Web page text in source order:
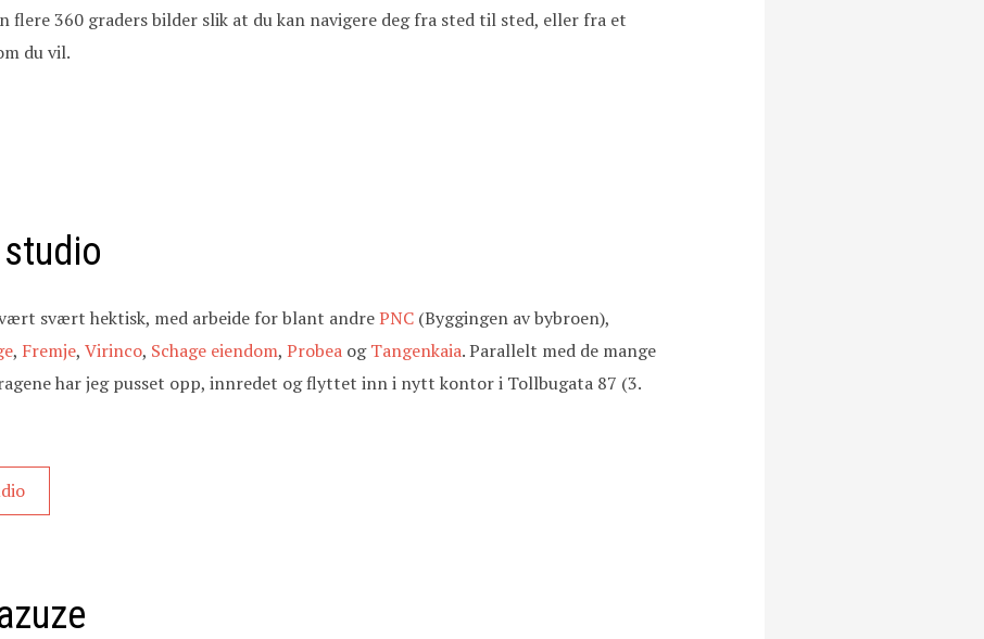
flere 360 graders bilder slik at du kan navigere deg fra sted til sted, eller fra et
du vil.
svært hektisk, med arbeide for blant andrePNC (Byggingen av bybroen),
, Fremje, Virinco, Schage eiendom, Probea ogTangenkaia. Parallelt med de mange
har jeg pusset opp, innredet og flyttet inn i nytt kontor i Tollbugata 87 (3.